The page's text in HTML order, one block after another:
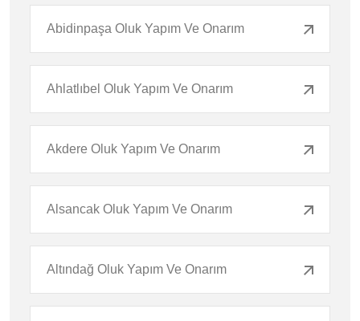
Abidinpaşa Oluk Yapım Ve Onarım
Ahlatlıbel Oluk Yapım Ve Onarım
Akdere Oluk Yapım Ve Onarım
Alsancak Oluk Yapım Ve Onarım
Altındağ Oluk Yapım Ve Onarım